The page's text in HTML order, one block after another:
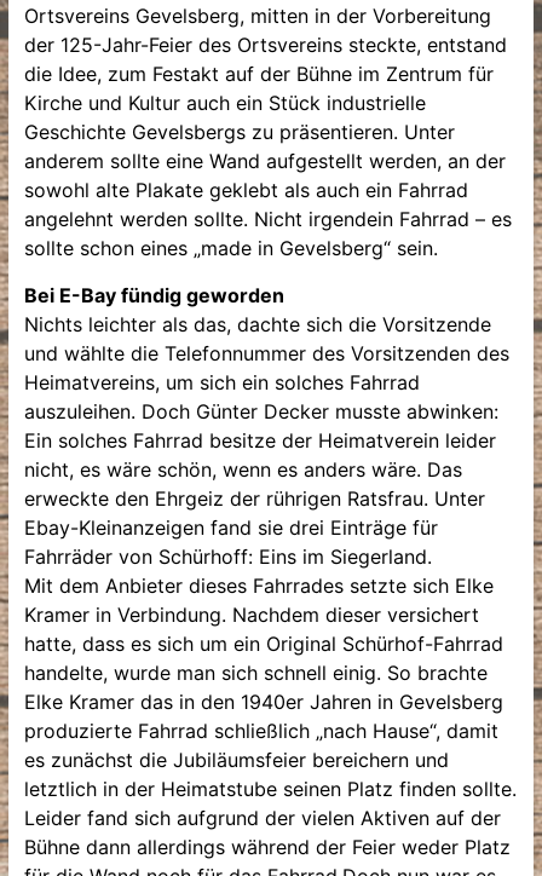
Ortsvereins Gevelsberg, mitten in der Vorbereitung
der 125-Jahr-Feier des Ortsvereins steckte, entstand
die Idee, zum Festakt auf der Bühne im Zentrum für
Kirche und Kultur auch ein Stück industrielle
Geschichte Gevelsbergs zu präsentieren. Unter
anderem sollte eine Wand aufgestellt werden, an der
sowohl alte Plakate geklebt als auch ein Fahrrad
angelehnt werden sollte. Nicht irgendein Fahrrad – es
sollte schon eines „made in Gevelsberg“ sein.
Bei E-Bay fündig geworden
Nichts leichter als das, dachte sich die Vorsitzende
und wählte die Telefonnummer des Vorsitzenden des
Heimatvereins, um sich ein solches Fahrrad
auszuleihen. Doch Günter Decker musste abwinken:
Ein solches Fahrrad besitze der Heimatverein leider
nicht, es wäre schön, wenn es anders wäre. Das
erweckte den Ehrgeiz der rührigen Ratsfrau. Unter
Ebay-Kleinanzeigen fand sie drei Einträge für
Fahrräder von Schürhoff: Eins im Siegerland.
Mit dem Anbieter dieses Fahrrades setzte sich Elke
Kramer in Verbindung. Nachdem dieser versichert
hatte, dass es sich um ein Original Schürhof-Fahrrad
handelte, wurde man sich schnell einig. So brachte
Elke Kramer das in den 1940er Jahren in Gevelsberg
produzierte Fahrrad schließlich „nach Hause“, damit
es zunächst die Jubiläumsfeier bereichern und
letztlich in der Heimatstube seinen Platz finden sollte.
Leider fand sich aufgrund der vielen Aktiven auf der
Bühne dann allerdings während der Feier weder Platz